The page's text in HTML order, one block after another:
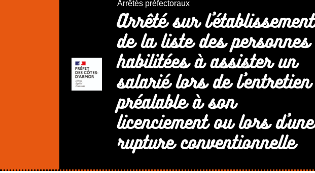
Arrêtés préfectoraux
Arrêté sur l’établissement
de la liste des personnes
habilitées à assister un
salarié lors de l’entretien
préalable à son
licenciement ou lors d’une
rupture conventionnelle